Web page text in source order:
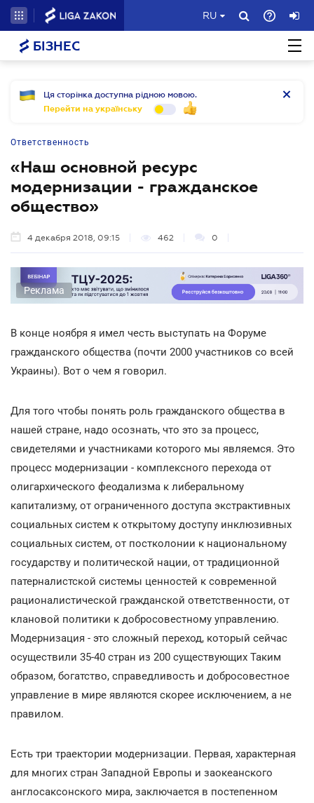
RU
БІЗНЕС
Ця сторінка доступна рідною мовою.
Перейти на українську
Ответственность
«Наш основной ресурс
модернизации - гражданское
общество»
4 декабря 2018, 09:15 462 0
Реклама
В конце ноября я имел честь выступать на Форуме
гражданского общества (почти 2000 участников со всей
Украины). Вот о чем я говорил.
Для того чтобы понять роль гражданского общества в
нашей стране, надо осознать, что это за процесс,
свидетелями и участниками которого мы являемся. Это
процесс модернизации - комплексного перехода от
олигархического феодализма к либеральному
капитализму, от ограниченного доступа экстрактивных
социальных систем к открытому доступу инклюзивных
социальных систем, от постколонии к национальному
государству и политической нации, от традиционной
патерналистской системы ценностей к современной
рационалистической гражданской ответственности, от
клановой политики к добросовестному управлению.
Модернизация - это сложный переход, который сейчас
осуществили 35-40 стран из 200 существующих Таким
образом, богатство, справедливость и добросовестное
управление в мире являются скорее исключением, а не
правилом.
Есть три траектории модернизации. Первая, характерная
для многих стран Западной Европы и заокеанского
англосаксонского мира, заключается в постепенном